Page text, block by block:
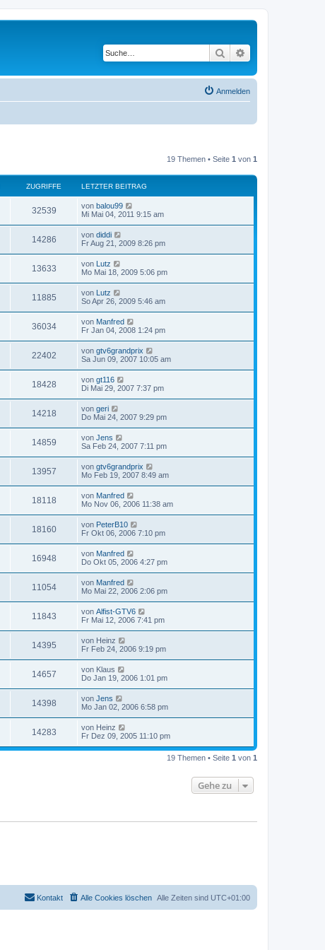
Suche
Anmelden
19 Themen • Seite 1 von 1
ZUGRIFFE LETZTER BEITRAG
32539 von balou99
Mi Mai 04, 2011 9:15 am
14286 von diddi
Fr Aug 21, 2009 8:26 pm
13633 von Lutz
Mo Mai 18, 2009 5:06 pm
11885 von Lutz
So Apr 26, 2009 5:46 am
36034 von Manfred
Fr Jan 04, 2008 1:24 pm
22402 von gtv6grandprix
Sa Jun 09, 2007 10:05 am
18428 von gt116
Di Mai 29, 2007 7:37 pm
14218 von geri
Do Mai 24, 2007 9:29 pm
14859 von Jens
Sa Feb 24, 2007 7:11 pm
13957 von gtv6grandprix
Mo Feb 19, 2007 8:49 am
18118 von Manfred
Mo Nov 06, 2006 11:38 am
18160 von PeterB10
Fr Okt 06, 2006 7:10 pm
16948 von Manfred
Do Okt 05, 2006 4:27 pm
11054 von Manfred
Mo Mai 22, 2006 2:06 pm
11843 von Alfist-GTV6
Fr Mai 12, 2006 7:41 pm
14395 von Heinz
Fr Feb 24, 2006 9:19 pm
14657 von Klaus
Do Jan 19, 2006 1:01 pm
14398 von Jens
Mo Jan 02, 2006 6:58 pm
14283 von Heinz
Fr Dez 09, 2005 11:10 pm
19 Themen • Seite 1 von 1
Gehe zu
Alle Zeiten sind UTC+01:00
Alle Cookies löschen
Kontakt